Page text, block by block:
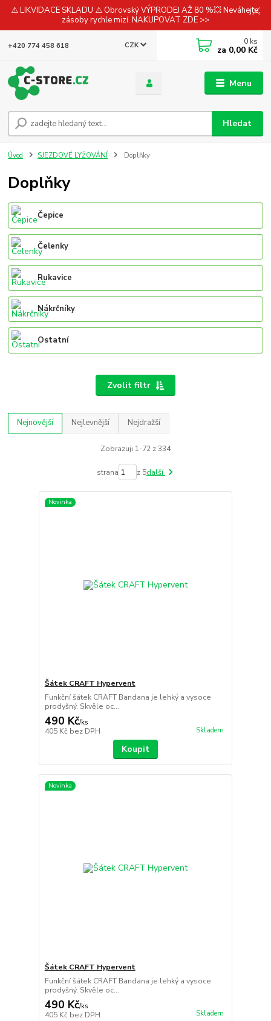
⚠️ LIKVIDACE SKLADU ⚠️ Obrovský VÝPRODEJ AŽ 80 %💥 Neváhejte,
zásoby rychle mizí. NAKUPOVAT ZDE >>
Menu
CZK
Hledat
+420 774 458 618 0 ks
za 0,00 Kč
Úvod SJEZDOVÉ LYŽOVÁNÍ Doplňky
Doplňky
Čepice
Čelenky
Rukavice
Nákrčníky
Ostatní
Zvolit filtr
Nejnovější Nejlevnější Nejdražší
Zobrazuji 1-72 z 334
strana z 5další
Novinka
Šátek CRAFT Hypervent
Funkční šátek CRAFT Bandana je lehký a vysoce
prodyšný. Skvěle oc...
490 Kč/ks
405 Kč bez DPH Skladem
Koupit
Novinka
Šátek CRAFT Hypervent
Funkční šátek CRAFT Bandana je lehký a vysoce
prodyšný. Skvěle oc...
490 Kč/ks
405 Kč bez DPH Skladem